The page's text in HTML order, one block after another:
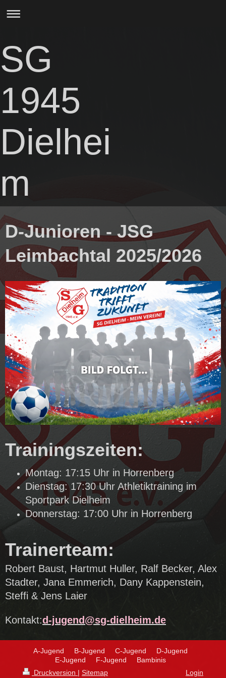
SG
1945
Dielhei
m
D-Junioren - JSG
Leimbachtal 2025/2026
Trainingszeiten:
Montag: 17:15 Uhr in Horrenberg
Dienstag: 17:30 Uhr Athletiktraining im
Sportpark Dielheim
Donnerstag: 17:00 Uhr in Horrenberg
Trainerteam:
Robert Baust, Hartmut Huller, Ralf Becker, Alex
Stadter, Jana Emmerich, Dany Kappenstein,
Steffi & Jens Laier
Kontakt:d-jugend@sg-dielheim.de
A-Jugend B-Jugend C-Jugend
D-Jugend
E-Jugend
F-Jugend
Bambinis
Druckversion | Sitemap Login